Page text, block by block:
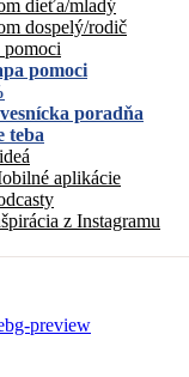
dieťa/mladý
dospelý/rodič
pomoci
pomoci
poradňa
teba
aplikácie
z Instagramu